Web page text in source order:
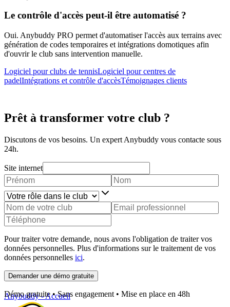
Le contrôle d'accès peut-il être automatisé ?
Oui. Anybuddy PRO permet d'automatiser l'accès aux terrains avec
génération de codes temporaires et intégrations domotiques afin
d'ouvrir le club sans intervention manuelle.
Logiciel pour clubs de tennisLogiciel pour centres de
padelIntégrations et contrôle d'accèsTémoignages clients
Prêt à transformer votre club ?
Discutons de vos besoins. Un expert Anybuddy vous contacte sous
24h.
Site internet
Pour traiter votre demande, nous avons l'obligation de traiter vos
données personnelles. Plus d'informations sur le traitement de vos
données personnelles ici.
Demander une démo gratuite
Démo gratuite • Sans engagement • Mise en place en 48h
Anybuddy - Accueil